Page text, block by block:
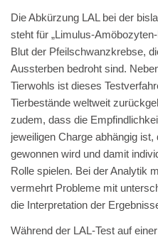
Die Abkürzung LAL bei der
steht für „Limulus-
Blut der Pfeilschwanzkrebse,
Aussterben bedroht sind.
Tierwohls ist dieses
Tierbestände weltweit
zudem, dass die
jeweiligen Charge abhängig
gewonnen wird und damit
Rolle spielen. Bei der Analytik
vermehrt Probleme mit
die Interpretation der
Während der LAL-Test auf